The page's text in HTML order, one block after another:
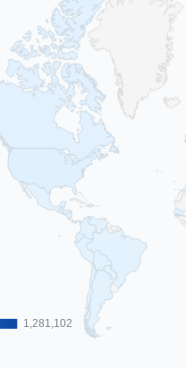
1,281,102
1,281,102